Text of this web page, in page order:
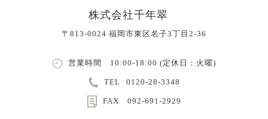
株式会社千年翠
〒813-0024 福岡市東区名子3丁目2-36
営業時間 10:00-18:00 (定休日：火曜)
TEL 0120-28-3348
FAX 092-691-2929